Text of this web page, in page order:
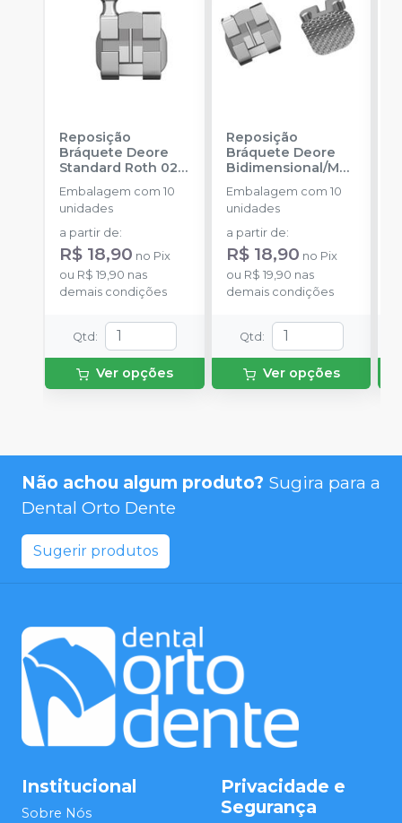
Reposição
Bráquete Deore
Standard Roth 022
INFINITY
ORTHODONTICS
Embalagem com 10
unidades
a partir de:
R$ 18,90 no Pix
ou R$ 19,90 nas
demais condições
Qtd :
Ver opções
Reposição
Bráquete Deore
Bidimensional/MB
T 018
ORTHODONTICS
Embalagem com 10
unidades
a partir de:
R$ 18,90 no Pix
ou R$ 19,90 nas
demais condições
Qtd :
Ver opções
Não achou algum produto? Sugira para a
Dental Orto Dente
Sugerir produtos
Institucional
Sobre Nós
Privacidade e
Segurança